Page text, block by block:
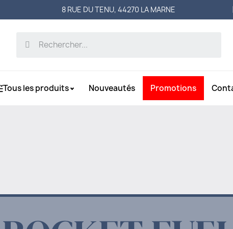
8 RUE DU TENU, 44270 LA MARNE
Tous les produits Nouveautés Promotions